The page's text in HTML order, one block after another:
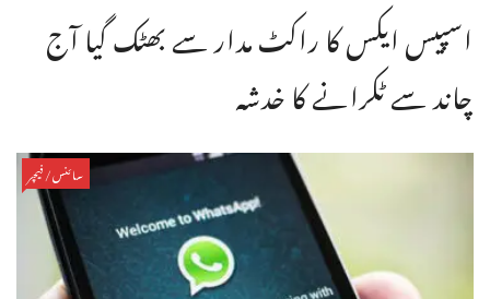
اسپیس ایکس کا راکٹ مدار سے بھٹک گیا آج
چاند سے ٹکرانے کا خدشہ
سائنس/فیچر